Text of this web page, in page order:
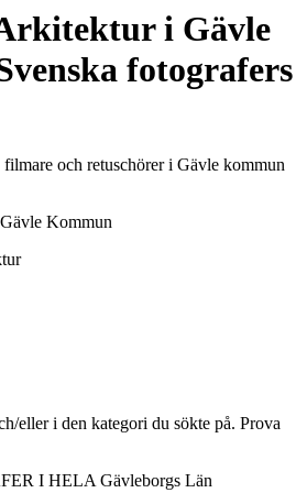
i Gävle
fotografers
och retuschörer i Gävle kommun
Gävle Kommun
eller i den kategori du sökte på. Prova
I HELA Gävleborgs Län